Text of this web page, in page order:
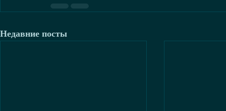
Недавние посты